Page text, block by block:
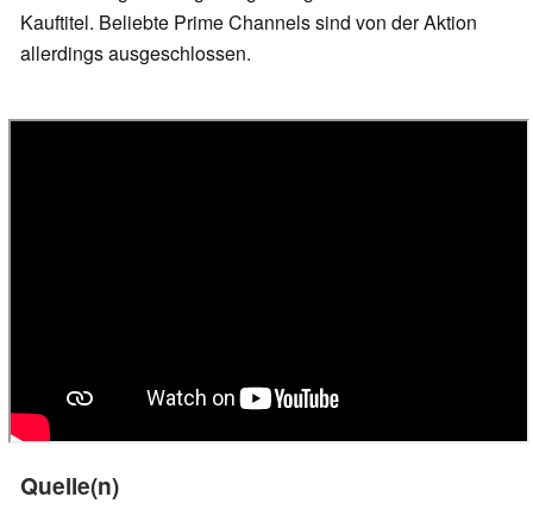
Kauftitel. Beliebte Prime Channels sind von der Aktion
allerdings ausgeschlossen.
Quelle(n)